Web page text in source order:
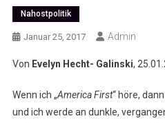
Nahostpolitik
Januar 25, 2017 Admin
Von Evelyn Hecht- Galinski,
Wenn ich „America First“ höre,
und ich werde an dunkle,